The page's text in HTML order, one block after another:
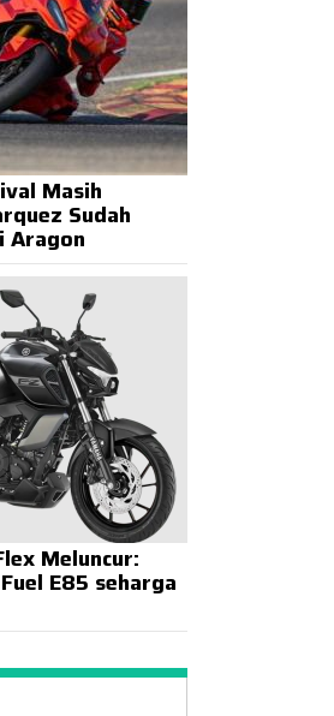
Masih
Sudah
Aragon
Meluncur:
E85 seharga